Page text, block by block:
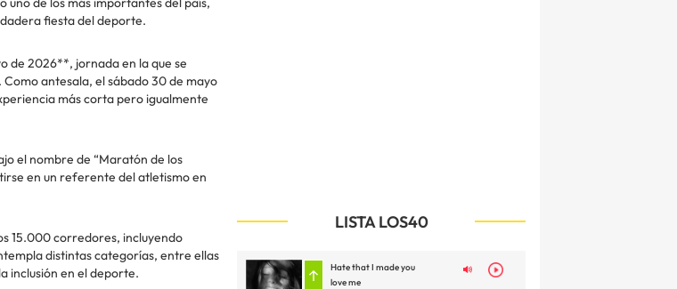
fiesta del deporte.
de 2026**, jornada en la que se
antesala, el sábado 30 de mayo
más corta pero igualmente
el nombre de “Maratón de los
en un referente del atletismo en
15.000 corredores, incluyendo
distintas categorías, entre ellas
inclusión en el deporte.
LISTA LOS40
Hate that I made you
love me